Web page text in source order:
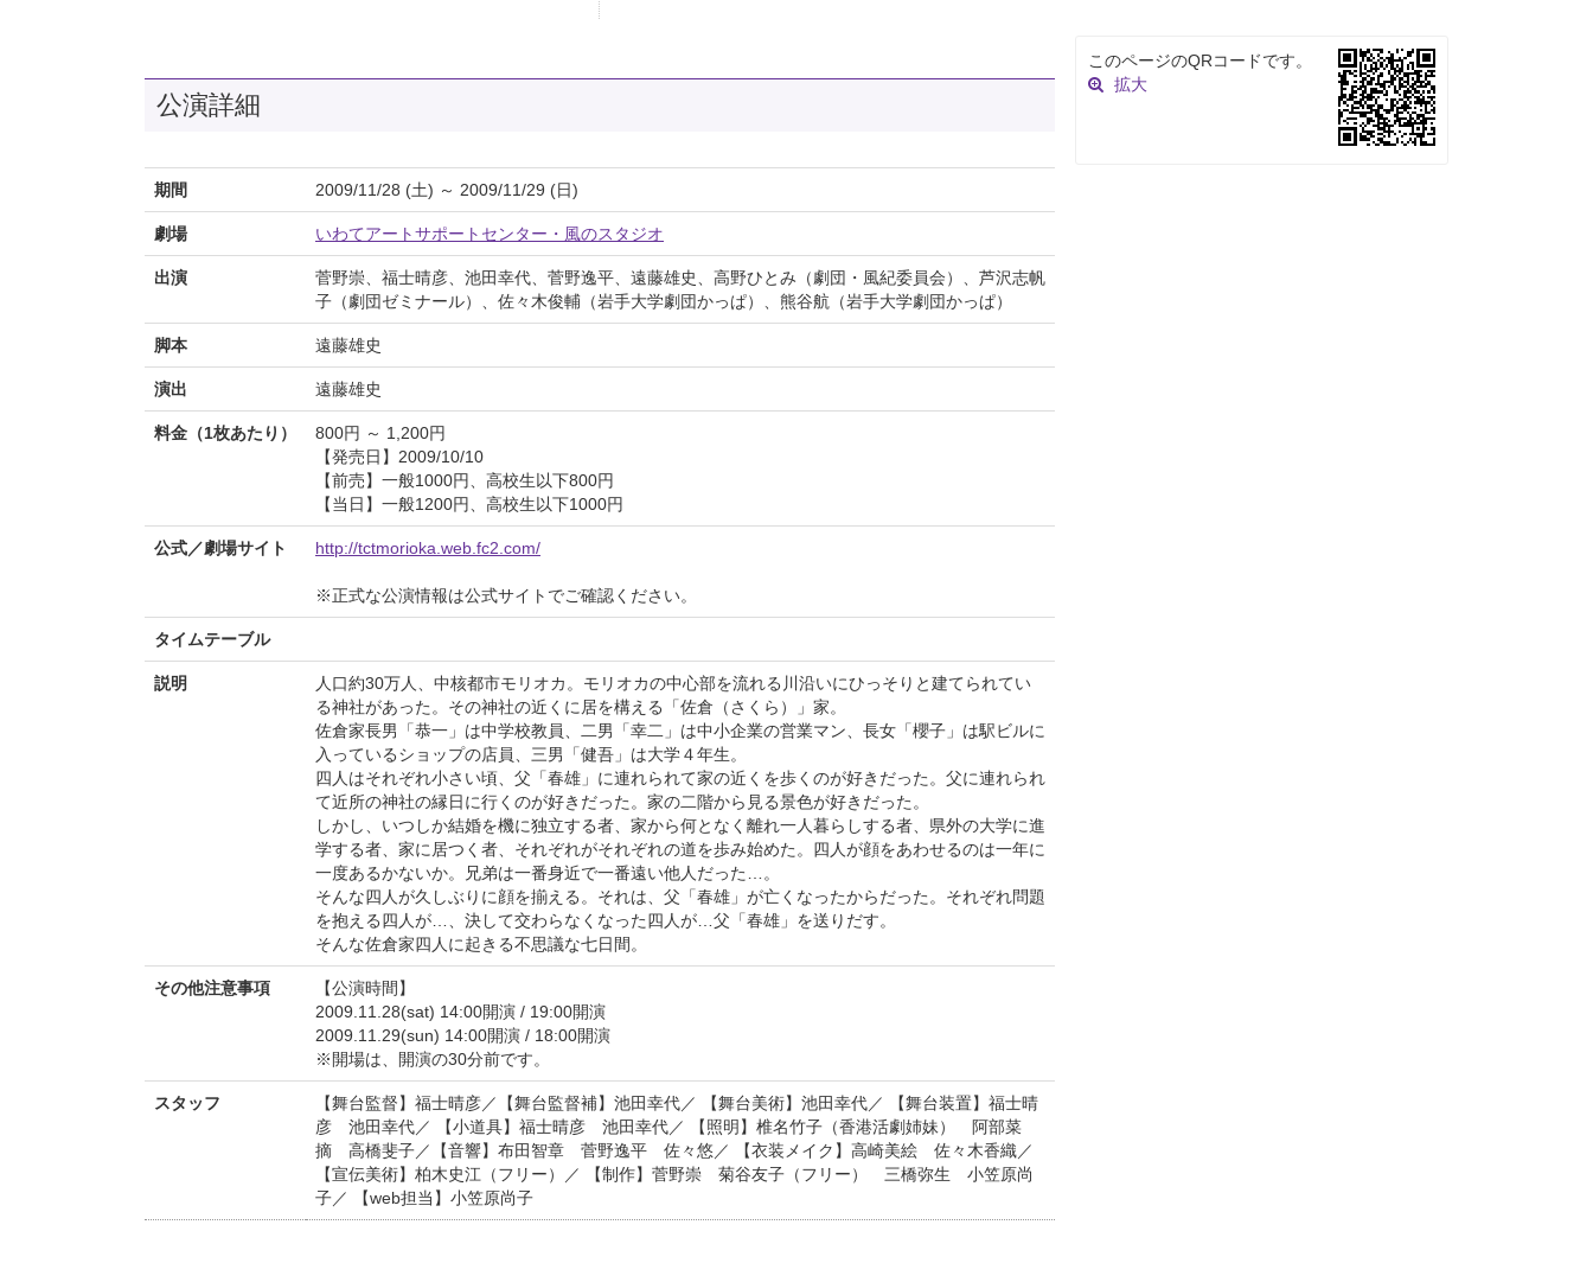
公演詳細
期間 2009/11/28 (土) ～ 2009/11/29 (日)
劇場 いわてアートサポートセンター・風のスタジオ
出演
菅野崇、福士晴彦、池田幸代、菅野逸平、遠藤雄史、高野ひとみ（劇団・風紀委員会）、芦沢志帆
子（劇団ゼミナール）、佐々木俊輔（岩手大学劇団かっぱ）、熊谷航（岩手大学劇団かっぱ）
脚本 遠藤雄史
演出 遠藤雄史
料金（1枚あたり）
800円 ～ 1,200円
【発売日】2009/10/10
【前売】一般1000円、高校生以下800円
【当日】一般1200円、高校生以下1000円
公式／劇場サイト http://tctmorioka.web.fc2.com/
※正式な公演情報は公式サイトでご確認ください。
タイムテーブル
説明
人口約30万人、中核都市モリオカ。モリオカの中心部を流れる川沿いにひっそりと建てられてい
る神社があった。その神社の近くに居を構える「佐倉（さくら）」家。
佐倉家長男「恭一」は中学校教員、二男「幸二」は中小企業の営業マン、長女「櫻子」は駅ビルに
入っているショップの店員、三男「健吾」は大学４年生。
四人はそれぞれ小さい頃、父「春雄」に連れられて家の近くを歩くのが好きだった。父に連れられ
て近所の神社の縁日に行くのが好きだった。家の二階から見る景色が好きだった。
しかし、いつしか結婚を機に独立する者、家から何となく離れ一人暮らしする者、県外の大学に進
学する者、家に居つく者、それぞれがそれぞれの道を歩み始めた。四人が顔をあわせるのは一年に
一度あるかないか。兄弟は一番身近で一番遠い他人だった…。
そんな四人が久しぶりに顔を揃える。それは、父「春雄」が亡くなったからだった。それぞれ問題
を抱える四人が…、決して交わらなくなった四人が…父「春雄」を送りだす。
そんな佐倉家四人に起きる不思議な七日間。
その他注意事項
【公演時間】
2009.11.28(sat) 14:00開演 / 19:00開演
2009.11.29(sun) 14:00開演 / 18:00開演
※開場は、開演の30分前です。
スタッフ
【舞台監督】福士晴彦／【舞台監督補】池田幸代／ 【舞台美術】池田幸代／ 【舞台装置】福士晴
彦 池田幸代／ 【小道具】福士晴彦 池田幸代／ 【照明】椎名竹子（香港活劇姉妹） 阿部菜
摘 高橋斐子／【音響】布田智章 菅野逸平 佐々悠／ 【衣装メイク】高崎美絵 佐々木香織／
【宣伝美術】柏木史江（フリー）／ 【制作】菅野崇 菊谷友子（フリー） 三橋弥生 小笠原尚
子／ 【web担当】小笠原尚子
このページのQRコードです。
拡大